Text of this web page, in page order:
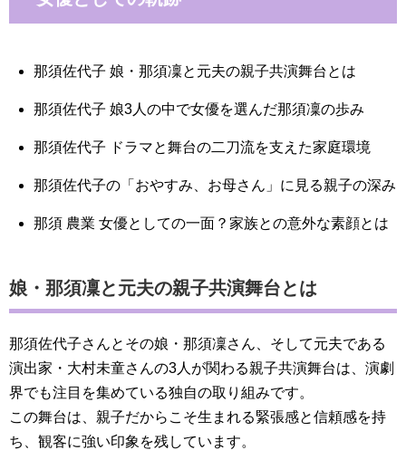
那須佐代子 娘・那須凜と元夫の親子共演舞台とは
那須佐代子 娘3人の中で女優を選んだ那須凜の歩み
那須佐代子 ドラマと舞台の二刀流を支えた家庭環境
那須佐代子の「おやすみ、お母さん」に見る親子の深み
那須 農業 女優としての一面？家族との意外な素顔とは
娘・那須凜と元夫の親子共演舞台とは
那須佐代子さんとその娘・那須凜さん、そして元夫である
演出家・大村未童さんの3人が関わる親子共演舞台は、演劇
界でも注目を集めている独自の取り組みです。
この舞台は、親子だからこそ生まれる緊張感と信頼感を持
ち、観客に強い印象を残しています。